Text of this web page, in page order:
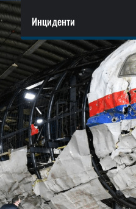
Инциденти